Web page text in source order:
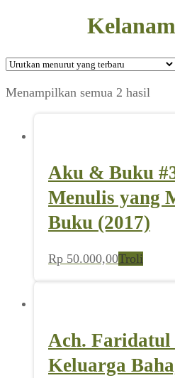
Menampilkan semua 2 hasil
Aku & Buku
Menulis yang
Buku (2017)
Rp 50.000,00Troli
Ach.
Keluarga